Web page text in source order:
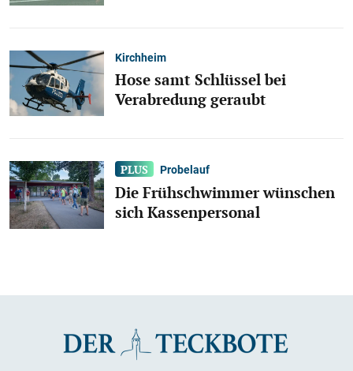
Kirchheim
Hose samt Schlüssel bei
Verabredung geraubt
Probelauf
Die Frühschwimmer wünschen
sich Kassenpersonal